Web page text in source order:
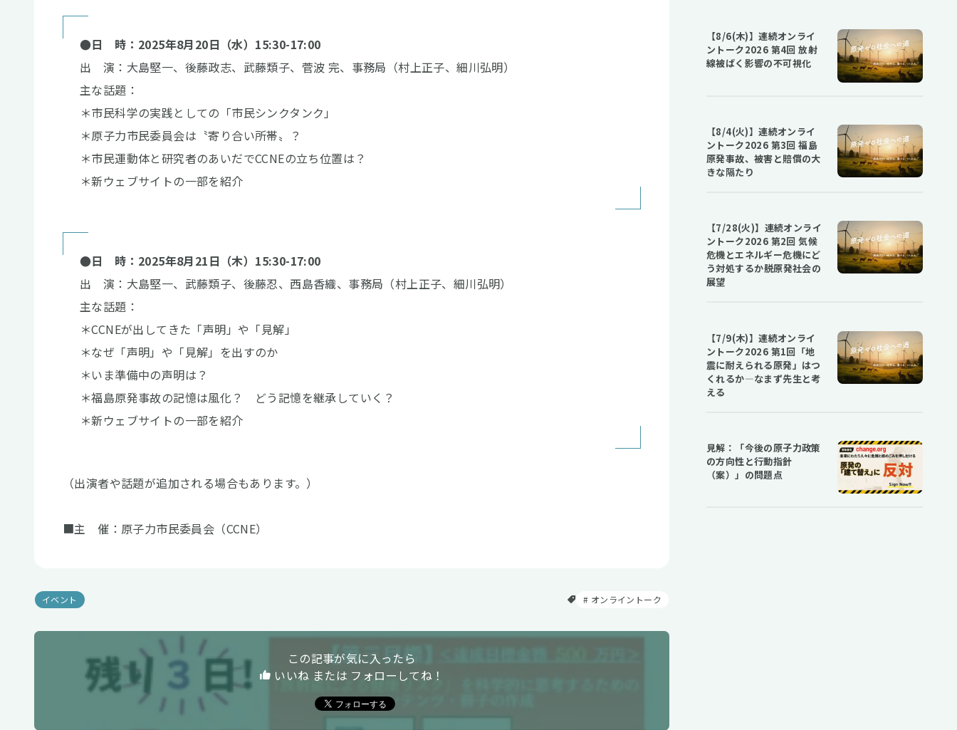
●日 時：2025年8月20日（水）15:30-17:00
出 演：大島堅一、後藤政志、武藤類子、菅波 完、事務局（村上正子、細川弘明）
主な話題：
＊市民科学の実践としての「市民シンクタンク」
＊原子力市民委員会は〝寄り合い所帯〟？
＊市民運動体と研究者のあいだでCCNEの立ち位置は？
＊新ウェブサイトの一部を紹介
●日 時：2025年8月21日（木）15:30-17:00
出 演：大島堅一、武藤類子、後藤忍、西島香織、事務局（村上正子、細川弘明）
主な話題：
＊CCNEが出してきた「声明」や「見解」
＊なぜ「声明」や「見解」を出すのか
＊いま準備中の声明は？
＊福島原発事故の記憶は風化？ どう記憶を継承していく？
＊新ウェブサイトの一部を紹介
（出演者や話題が追加される場合もあります。）
■主 催：原子力市民委員会（CCNE）
イベント オンライントーク
この記事が気に入ったら
いいね または フォローしてね！
【8/6(木)】連続オンライ
ントーク2026 第4回 放射
線被ばく影響の不可視化
【8/4(火)】連続オンライ
ントーク2026 第3回 福島
原発事故、被害と賠償の大
きな隔たり
【7/28(火)】連続オンライ
ントーク2026 第2回 気候
危機とエネルギー危機にど
う対処するか――脱原発社会の
展望
【7/9(木)】連続オンライ
ントーク2026 第1回「地
震に耐えられる原発」はつ
くれるか―なまず先生と考
える
見解：「今後の原子力政策
の方向性と行動指針
（案）」の問題点